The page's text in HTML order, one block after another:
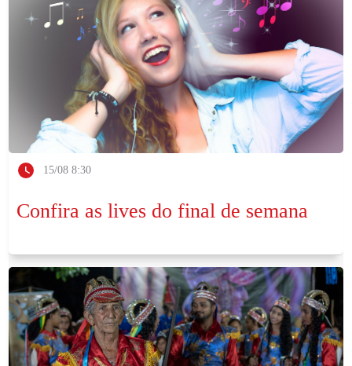
15/08 8:30
Confira as lives do final de semana